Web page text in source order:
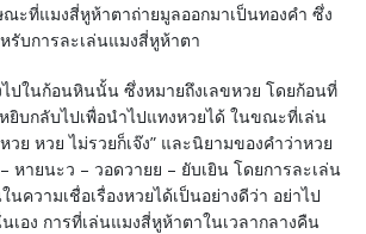
ะที่แมงสี่หูห้าตาถ่ายมูลออกมาเป็นทองคำ ซึ่ง
รับการละเล่นแมงสี่หูห้าตา
ปในก้อนหินนั้น ซึ่งหมายถึงเลขหวย โดยก้อนที่
ยิบกลับไปเพื่อนำไปแทงหวยได้ ในขณะที่เล่น
วย หวย ไม่รวยก็เจ๊ง” และนิยามของคำว่าหวย
หายนะว – วอดวายย – ยับเยิน โดยการละเล่น
ความเชื่อเรื่องหวยได้เป็นอย่างดีว่า อย่าไป
เอง การที่เล่นแมงสี่หูห้าตาในเวลากลางคืน